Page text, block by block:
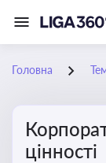
Головна
цінності